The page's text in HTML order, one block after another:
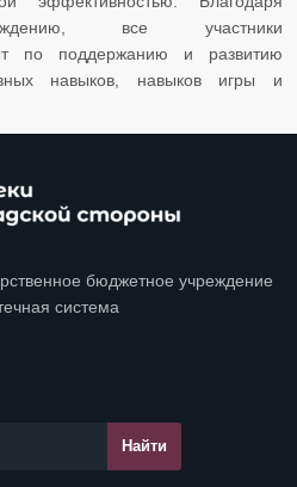
все участники
по поддержанию и развитию
навыков, навыков игры и
бюджетное учреждение
система